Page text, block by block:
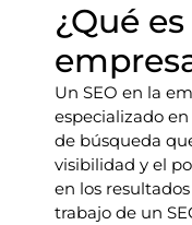
¿Qué
Un SEO en la
especializado
de búsqueda
visibilidad y el
en los
trabajo de un